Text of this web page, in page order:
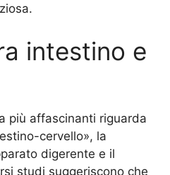
intestino e
più affascinanti riguarda
cervello», la
digerente e il
studi suggeriscono che